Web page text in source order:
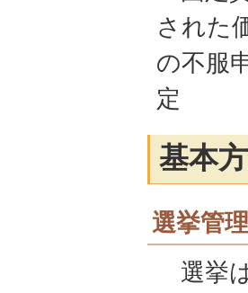
された
の不服
定
基本
選挙管
選挙